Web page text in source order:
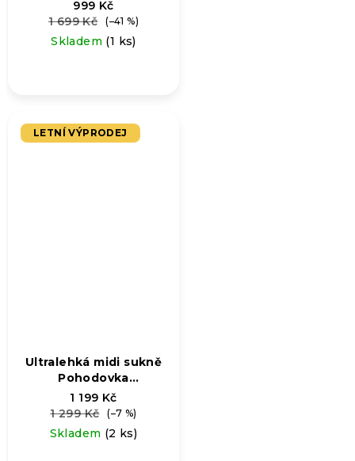
999 Kč
1 699 Kč
(–41 %)
Skladem (1 ks)
LETNÍ VÝPRODEJ
Ultralehká midi sukně
Pohodovka
jednobarevka
1 199 Kč
1 299 Kč
(–7 %)
Skladem (2 ks)